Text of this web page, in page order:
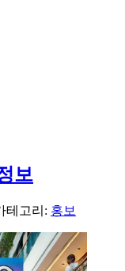
보
테고리: 홍보